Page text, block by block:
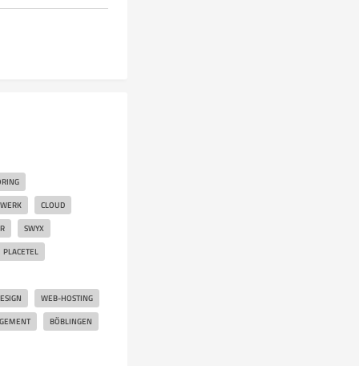
CLOUD
SWYX
PLACETEL
WEB-HOSTING
BÖBLINGEN